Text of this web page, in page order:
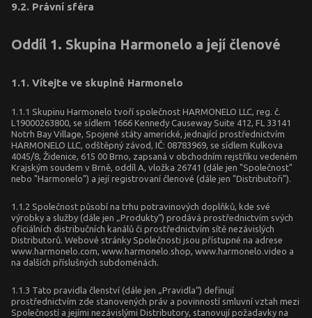
9.2. Právní sféra
Oddíl 1. Skupina Harmonelo a její členové
1.1. Vítejte ve skupině Harmonelo
1.1.1 Skupinu Harmonelo tvoří společnost HARMONELO LLC, reg. č.
L19000263800, se sídlem 1666 Kennedy Causeway Suite 412, FL 33141
Notrh Bay Village, Spojené státy americké, jednající prostřednictvím
HARMONELO LLC, odštěpný závod, IČ: 08783969, se sídlem Kulkova
4045/8, Židenice, 615 00 Brno, zapsaná v obchodním rejstříku vedeném
Krajským soudem v Brně, oddíl A, vložka 26741 (dále jen "Společnost"
nebo "Harmonelo") a její registrovaní členové (dále jen "Distributoři").
1.1.2 Společnost působí na trhu potravinových doplňků, kde své
výrobky a služby (dále jen „Produkty“) prodává prostřednictvím svých
oficiálních distribučních kanálů či prostřednictvím sítě nezávislých
Distributorů. Webové stránky Společnosti jsou přístupné na adrese
www.harmonelo.com, www.harmonelo.shop, www.harmonelo.video a
na dalších příslušných subdoménách.
1.1.3 Tato pravidla členství (dále jen „Pravidla“) definují
prostřednictvím zde stanovených práv a povinností smluvní vztah mezi
Společností a jejími nezávislými Distributory, stanovují požadavky na